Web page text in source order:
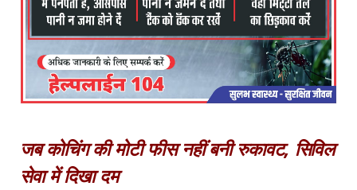
जब कोचिंग की मोटी फीस नहीं बनी रुकावट, सिविल
सेवा में दिखा दम